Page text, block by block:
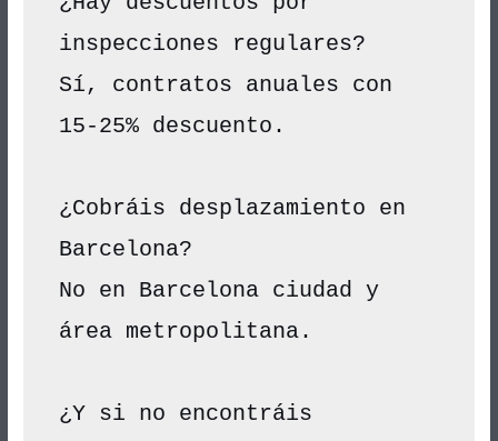
inspecciones regulares?
Sí, contratos anuales con
15-25% descuento.
¿Cobráis desplazamiento en
Barcelona?
No en Barcelona ciudad y
área metropolitana.
¿Y si no encontráis